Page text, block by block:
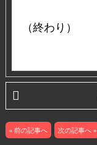
（終わり）
« 前の記事へ 次の記事へ »